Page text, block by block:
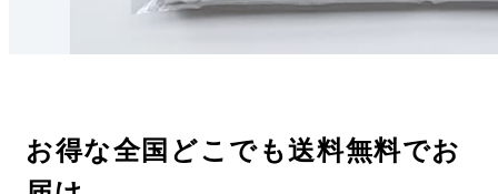
お得な全国どこでも送料無料でお